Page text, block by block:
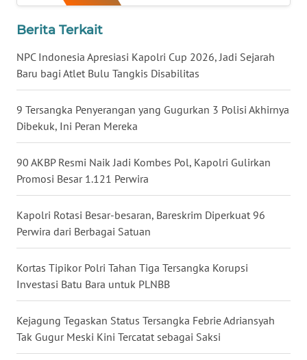
Berita Terkait
NPC Indonesia Apresiasi Kapolri Cup 2026, Jadi Sejarah
Baru bagi Atlet Bulu Tangkis Disabilitas
9 Tersangka Penyerangan yang Gugurkan 3 Polisi Akhirnya
Dibekuk, Ini Peran Mereka
90 AKBP Resmi Naik Jadi Kombes Pol, Kapolri Gulirkan
Promosi Besar 1.121 Perwira
Kapolri Rotasi Besar-besaran, Bareskrim Diperkuat 96
Perwira dari Berbagai Satuan
Kortas Tipikor Polri Tahan Tiga Tersangka Korupsi
Investasi Batu Bara untuk PLNBB
Kejagung Tegaskan Status Tersangka Febrie Adriansyah
Tak Gugur Meski Kini Tercatat sebagai Saksi
WN
WN
KALSEL
WN
KALTIM
WN
WN
WN
WN
MALUKU